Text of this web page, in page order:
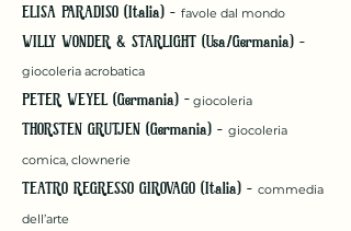
ELISA PARADISO (Italia) - favole dal mondo
WILLY WONDER & STARLIGHT (Usa/Germania) -
giocoleria acrobatica
PETER WEYEL (Germania) – giocoleria
THORSTEN GRUTJEN (Germania) - giocoleria
comica, clownerie
TEATRO REGRESSO GIROVAGO (Italia) - commedia
dell’arte